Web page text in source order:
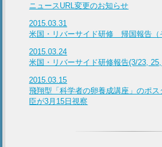
ニュースURL変更のお知らせ
2015.03.31
米国・リバーサイド研修 帰国報告（
2015.03.24
米国・リバーサイド研修報告(3/23,
2015.03.15
飛翔型「科学者の卵養成講座」のポ
臣が3月15日視察